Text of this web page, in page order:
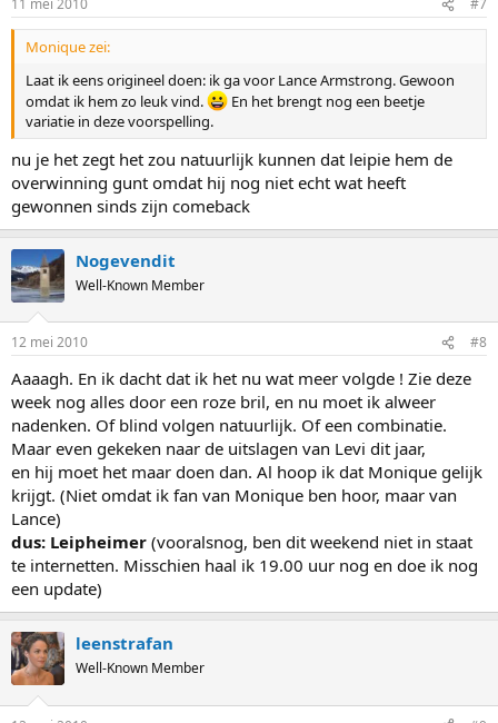
11 mei 2010 #7
Monique zei:
Laat ik eens origineel doen: ik ga voor Lance Armstrong. Gewoon
omdat ik hem zo leuk vind.
En het brengt nog een beetje
variatie in deze voorspelling.
nu je het zegt het zou natuurlijk kunnen dat leipie hem de
overwinning gunt omdat hij nog niet echt wat heeft
gewonnen sinds zijn comeback
Nogevendit
Well-Known Member
12 mei 2010 #8
Aaaagh. En ik dacht dat ik het nu wat meer volgde ! Zie deze
week nog alles door een roze bril, en nu moet ik alweer
nadenken. Of blind volgen natuurlijk. Of een combinatie.
Maar even gekeken naar de uitslagen van Levi dit jaar,
en hij moet het maar doen dan. Al hoop ik dat Monique gelijk
krijgt. (Niet omdat ik fan van Monique ben hoor, maar van
Lance)
dus: Leipheimer (vooralsnog, ben dit weekend niet in staat
te internetten. Misschien haal ik 19.00 uur nog en doe ik nog
een update)
leenstrafan
Well-Known Member